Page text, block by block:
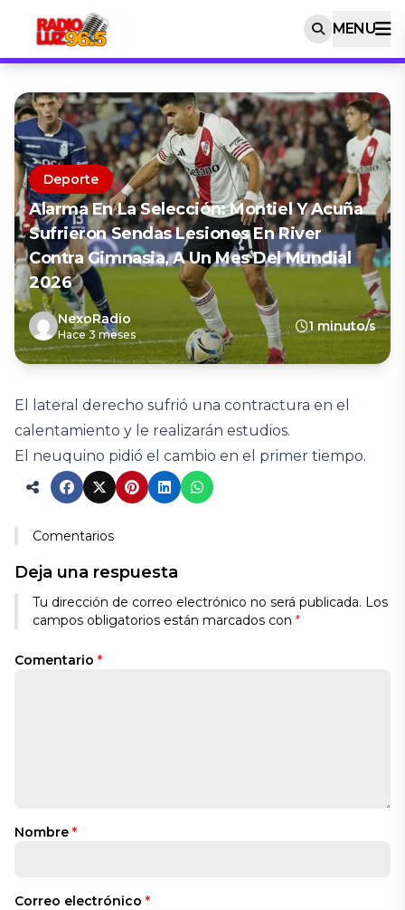
MENU
Deporte
Alarma En La Selección: Montiel Y Acuña
Sufrieron Sendas Lesiones En River
Contra Gimnasia, A Un Mes Del Mundial
2026
NexoRadio
Hace 3 meses
1 minuto/s
El lateral derecho sufrió una contractura en el
calentamiento y le realizarán estudios.
El neuquino pidió el cambio en el primer tiempo.
Comentarios
Deja una respuesta
Tu dirección de correo electrónico no será publicada. Los
campos obligatorios están marcados con *
Comentario *
Nombre *
Correo electrónico *